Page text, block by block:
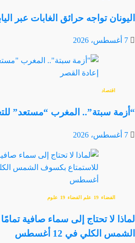
اليونان تواجه حرائق الغابات عبر
7 أغسطس، 2026
اقتصاد
“أزمة سبتة”.. المغرب “مستعد”
7 أغسطس، 2026
الفضاء علم الفضاء علوم
لماذا لا تحتاج إلى سماء صافية
الشمس الكلي في 12 أغسطس